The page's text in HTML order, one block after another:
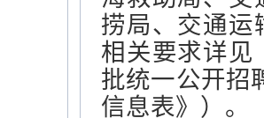
捞局、交通运
相关要求详见
批统一公开招
信息表》）。